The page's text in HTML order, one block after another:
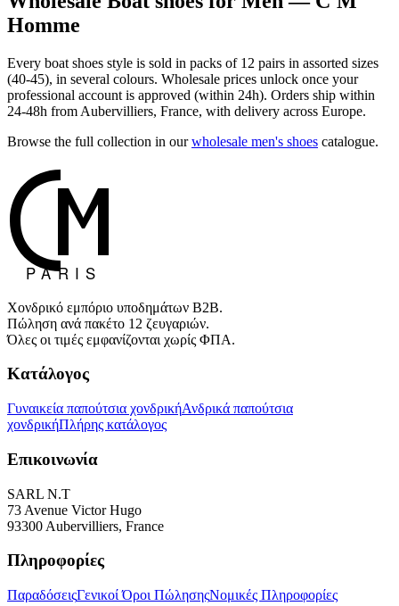
Homme
Every boat shoes style is sold in packs of 12 pairs in assorted sizes
(40-45), in several colours. Wholesale prices unlock once your
professional account is approved (within 24h). Orders ship within
24-48h from Aubervilliers, France, with delivery across Europe.
Browse the full collection in our wholesale men's shoes catalogue.
Χονδρικό εμπόριο υποδημάτων B2B.
Πώληση ανά πακέτο 12 ζευγαριών.
Όλες οι τιμές εμφανίζονται χωρίς ΦΠΑ.
Κατάλογος
Γυναικεία παπούτσια χονδρικήΑνδρικά παπούτσια
χονδρικήΠλήρης κατάλογος
Επικοινωνία
SARL N.T
73 Avenue Victor Hugo
93300 Aubervilliers, France
Πληροφορίες
ΠαραδόσειςΓενικοί Όροι ΠώλησηςΝομικές Πληροφορίες